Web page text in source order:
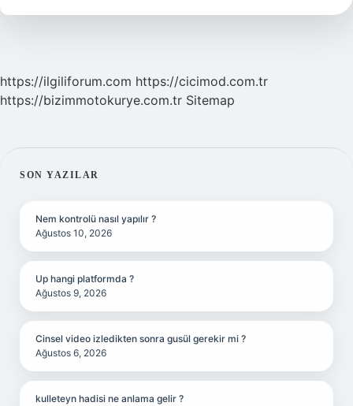
Anlamı
https://ilgiliforum.com https://cicimod.com.tr
https://bizimmotokurye.com.tr Sitemap
SIDEBAR
SON YAZILAR
Nem kontrolü nasıl yapılır ?
Ağustos 10, 2026
Up hangi platformda ?
Ağustos 9, 2026
Cinsel video izledikten sonra gusül gerekir mi ?
Ağustos 6, 2026
kulleteyn hadisi ne anlama gelir ?